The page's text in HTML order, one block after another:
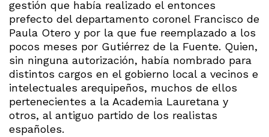
gestión que había realizado el entonces
prefecto del departamento coronel Francisco de
Paula Otero y por la que fue reemplazado a los
pocos meses por Gutiérrez de la Fuente. Quien,
sin ninguna autorización, había nombrado para
distintos cargos en el gobierno local a vecinos e
intelectuales arequipeños, muchos de ellos
pertenecientes a la Academia Lauretana y
otros, al antiguo partido de los realistas
españoles.